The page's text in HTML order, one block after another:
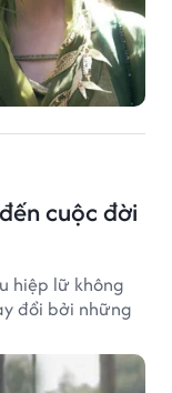
cuộc đời
hiệp lữ không
đổi bởi những